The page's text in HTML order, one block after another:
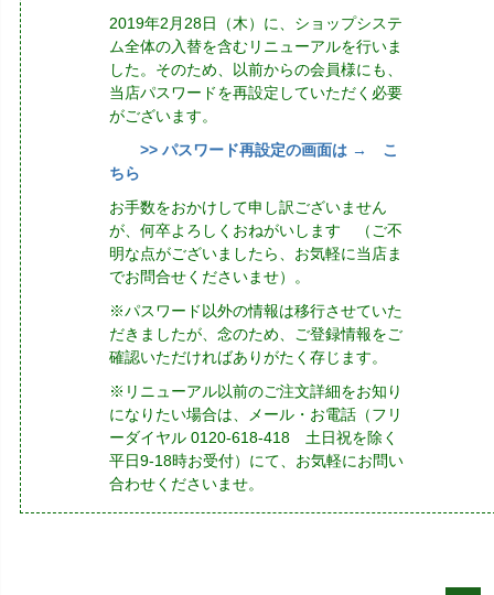
2019年2月28日（木）に、ショップシステ
ム全体の入替を含むリニューアルを行いま
した。そのため、以前からの会員様にも、
当店パスワードを再設定していただく必要
がございます。
>> パスワード再設定の画面は → こ
ちら
お手数をおかけして申し訳ございません
が、何卒よろしくおねがいします （ご不
明な点がございましたら、お気軽に当店ま
でお問合せくださいませ）。
※パスワード以外の情報は移行させていた
だきましたが、念のため、ご登録情報をご
確認いただければありがたく存じます。
※リニューアル以前のご注文詳細をお知り
になりたい場合は、メール・お電話（フリ
ーダイヤル 0120-618-418 土日祝を除く
平日9-18時お受付）にて、お気軽にお問い
合わせくださいませ。